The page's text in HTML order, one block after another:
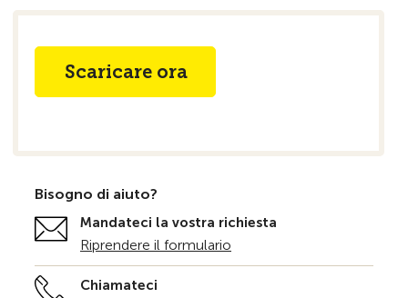
Scaricare ora
Bisogno di aiuto?
Mandateci la vostra richiesta
Riprendere il formulario
Chiamateci